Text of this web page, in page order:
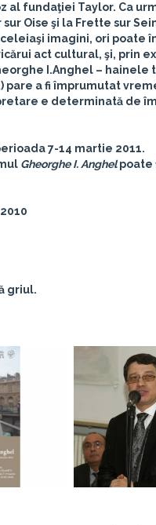
al fundaţiei Taylor. Ca
Oise şi la Frette sur
imagini, ori
act cultural, şi, prin
I.Anghel –
pare a fi împrumutat
e determinată de
7-14 martie 2011.
Gheorghe I. Anghelpoate
griul.